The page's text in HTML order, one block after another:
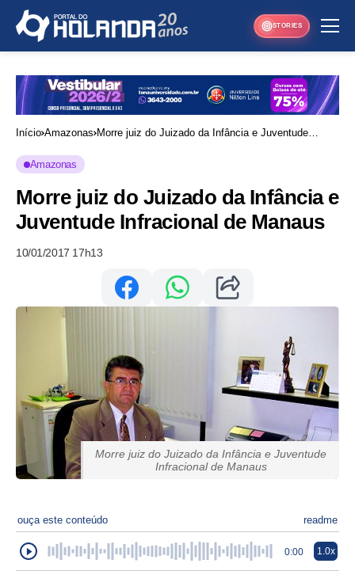
STORIES
Início Amazonas Morre juiz do Juizado da Infância e Juventude
Amazonas
Morre juiz do Juizado da Infância e
Juventude Infracional de Manaus
10/01/2017 17h13
Morre juiz do Juizado da Infância e Juventude
Infracional de Manaus
ouça este conteúdo readme
0:00 1.0x